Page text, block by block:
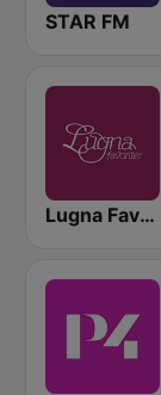
STAR FM
Lugna Favoriter